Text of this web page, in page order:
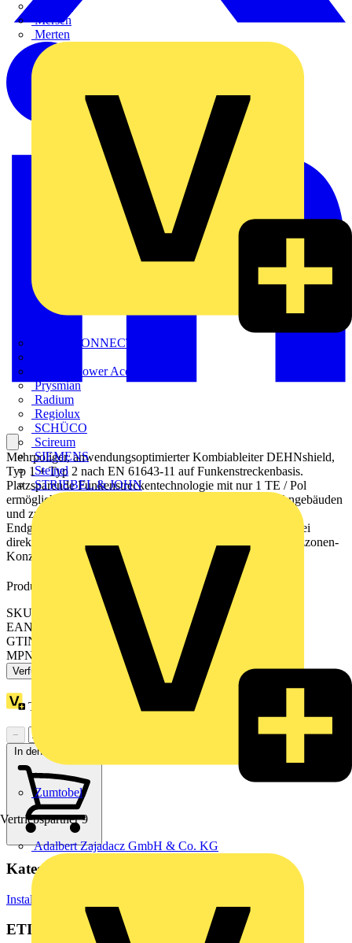
Mersen
Merten
METZ CONNECT
Nexans Power Accessories
Prysmian
Radium
Regiolux
SCHÜCO
Scireum
SIEMENS
Steinel
STRIEBEL & JOHN
Zumtobel
Vertriebspartner 9
Adalbert Zajadacz GmbH & Co. KG
Mehrpoliger, anwendungsoptimierter Kombiableiter DEHNshield,
Typ 1 + Typ 2 nach EN 61643-11 auf Funkenstreckenbasis.
Platzsparende Funkenstreckentechnologie mit nur 1 TE / Pol
ermöglicht kompakte Ausführung. Zum Schutz von Wohngebäuden
und zum Einsatz in speziellen Anwendungen. Ermöglicht
Endgeräteschutz. Zum Schutz vor Überspannungen, auch bei
direkten Blitzeinschlägen. Einsetzbar nach dem Blitz-Schutzzonen-
Konzept an den Schnittstellen 0
Produktkennzeichen
SKU: 941205
EAN: 4013364289185
GTIN: 4013364289185
MPN: DSH TN 255 FM
Verfügbar: 1 Händler
Treuepunkte:
−
In den Warenkorb
Kategorien
Installationsmaterial & Zubehör
ETIM Group